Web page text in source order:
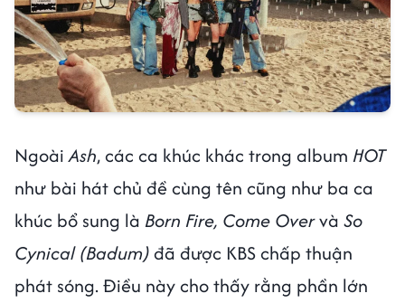
NgoàiAsh, các ca khúc khác trong album HOT
như bài hát chủ đề cùng tên cũng như ba ca
khúc bổ sung là Born Fire, Come Overvà So
Cynical (Badum)đã được KBS chấp thuận
phát sóng. Điều này cho thấy rằng phần lớn